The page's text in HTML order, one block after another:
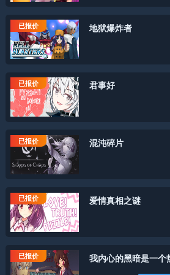
已报价 地狱爆炸者
已报价 君事好
已报价 混沌碎片
已报价 爱情真相之谜
已报价 我内心的黑暗是一个